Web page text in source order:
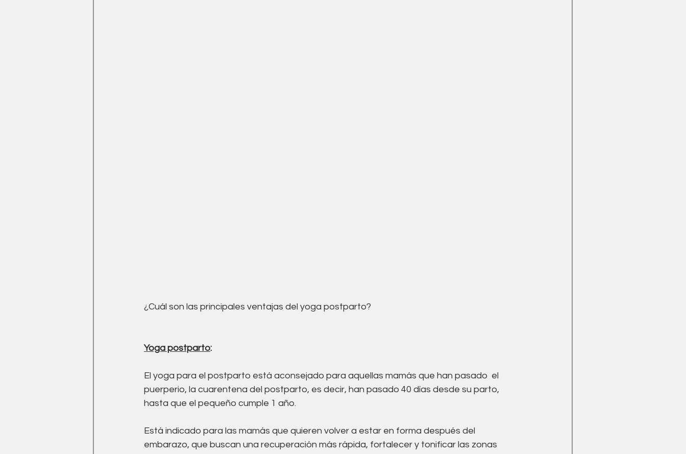
¿Cuál son las principales ventajas del yoga postparto?
Yoga postparto:
El yoga para el postparto está aconsejado para aquellas mamás que han pasado  el
puerperio, la cuarentena del postparto, es decir, han pasado 40 días desde su parto,
hasta que el pequeño cumple 1 año.
Está indicado para las mamás que quieren volver a estar en forma después del
embarazo, que buscan una recuperación más rápida, fortalecer y tonificar las zonas